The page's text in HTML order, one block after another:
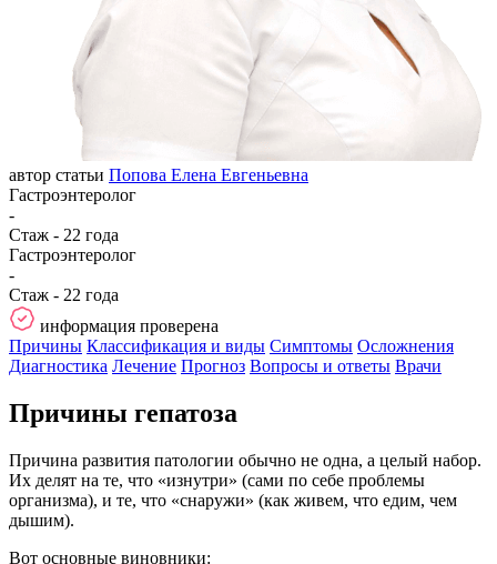
автор статьи Попова Елена Евгеньевна
Гастроэнтеролог
-
Стаж - 22 года
Гастроэнтеролог
-
Стаж - 22 года
информация проверена
Причины Классификация и виды Симптомы Осложнения
Диагностика Лечение Прогноз Вопросы и ответы Врачи
Причины гепатоза
Причина развития патологии обычно не одна, а целый набор.
Их делят на те, что «изнутри» (сами по себе проблемы
организма), и те, что «снаружи» (как живем, что едим, чем
дышим).
Вот основные виновники: